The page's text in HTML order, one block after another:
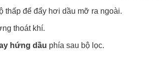
thấp để đẩy hơi dầu mỡ ra ngoài.
thoát khí.
hứng dầu phía sau bộ lọc.